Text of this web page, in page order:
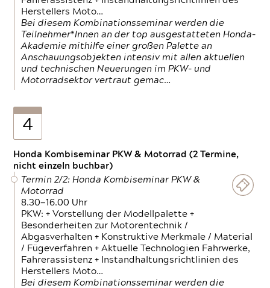
Herstellers Moto…
Bei diesem Kombinationsseminar werden die
Teilnehmer*Innen an der top ausgestatteten Honda-
Akademie mithilfe einer großen Palette an
Anschauungsobjekten intensiv mit allen aktuellen
und technischen Neuerungen im PKW- und
Motorradsektor vertraut gemac…
4
Honda Kombiseminar PKW & Motorrad (2 Termine,
nicht einzeln buchbar)
Termin 2/2: Honda Kombiseminar PKW &
Motorrad
8.30—16.00 Uhr
PKW: + Vorstellung der Modellpalette +
Besonderheiten zur Motorentechnik /
Abgasverhalten + Konstruktive Merkmale / Material
/ Fügeverfahren + Aktuelle Technologien Fahrwerke,
Fahrerassistenz + Instandhaltungsrichtlinien des
Herstellers Moto…
Bei diesem Kombinationsseminar werden die